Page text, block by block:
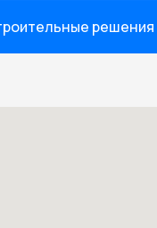
решения